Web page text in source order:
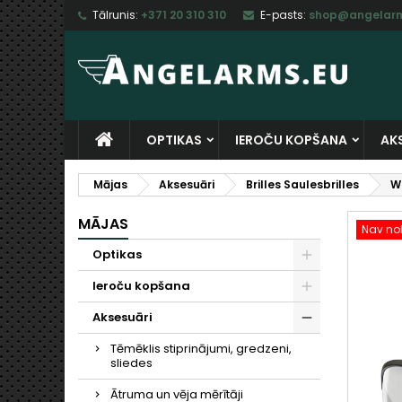
Tālrunis: +371 20 310 310 E-pasts:
OPTIKAS IEROČU KOPŠANA
Mājas Aksesuāri Brilles Saulesbrilles
MĀJAS
Optikas
Ieroču kopšana
Aksesuāri
Tēmēklis stiprinājumi, gredzeni,
sliedes
Ātruma un vēja mērītāji
Nav